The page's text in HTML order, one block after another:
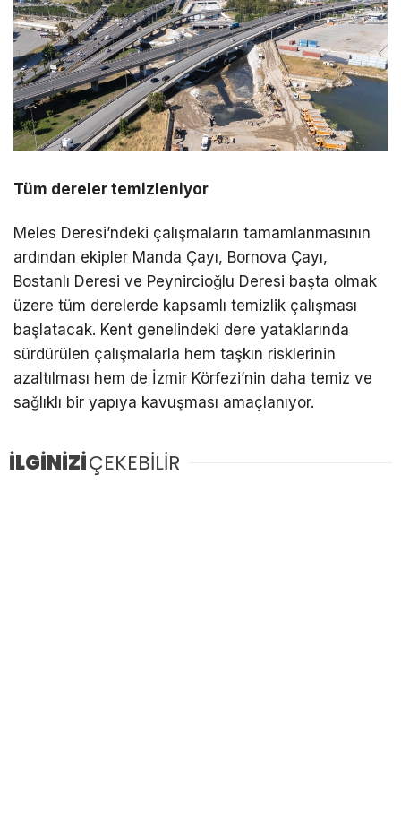
Tüm dereler temizleniyor
Meles Deresi’ndeki çalışmaların tamamlanmasının
ardından ekipler Manda Çayı, Bornova Çayı,
Bostanlı Deresi ve Peynircioğlu Deresi başta olmak
üzere tüm derelerde kapsamlı temizlik çalışması
başlatacak. Kent genelindeki dere yataklarında
sürdürülen çalışmalarla hem taşkın risklerinin
azaltılması hem de İzmir Körfezi’nin daha temiz ve
sağlıklı bir yapıya kavuşması amaçlanıyor.
İLGİNİZİÇEKEBİLİR